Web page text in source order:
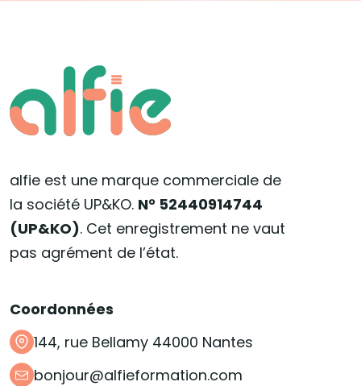
alfie est une marque commerciale de
la société UP&KO. N° 52440914744
(UP&KO). Cet enregistrement ne vaut
pas agrément de l’état.
Coordonnées
144, rue Bellamy 44000 Nantes
bonjour@alfieformation.com